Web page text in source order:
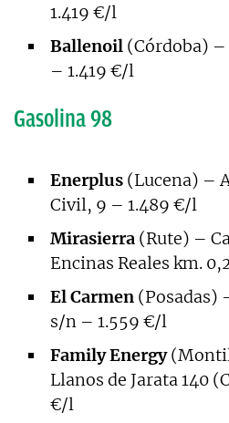
1.419 €/l
Ballenoil (Córdoba) –
– 1.419 €/l
Gasolina 98
Enerplus (Lucena) –
Civil, 9 – 1.489 €/l
Mirasierra (Rute) –
Encinas Reales km.
El Carmen (Posadas)
s/n – 1.559 €/l
Family Energy
Llanos de Jarata 140
€/l